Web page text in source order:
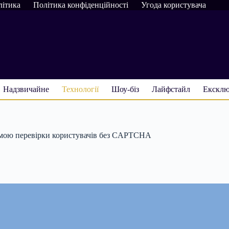
Політика конфіденційності Угода користувача
Надзвичайне Технології Шоу-біз Лайфстайл
перевірки користувачів без CAPTCHA